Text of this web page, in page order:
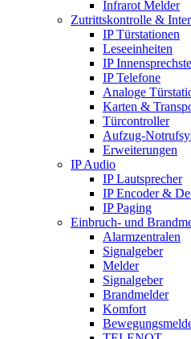
Infrarot Melder
Zutrittskontrolle &
IP Türstationen
Leseeinheiten
IP
IP Telefone
Analoge
Karten &
Türcontroller
Aufzug-
Erweiterungen
IP Audio
IP Lautsprecher
IP Encoder &
IP Paging
Einbruch- und
Alarmzentralen
Signalgeber
Melder
Signalgeber
Brandmelder
Komfort